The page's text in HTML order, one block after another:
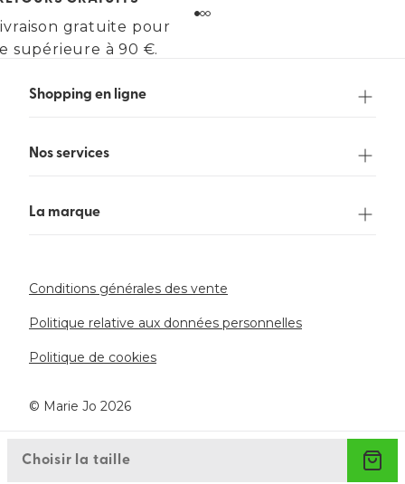
Choisir la taille
gratuite pour
supérieure à 90 €.
Shopping en ligne
Nos services
La marque
Conditions générales des vente
Politique relative aux données personnelles
Politique de cookies
©️ Marie Jo 2026